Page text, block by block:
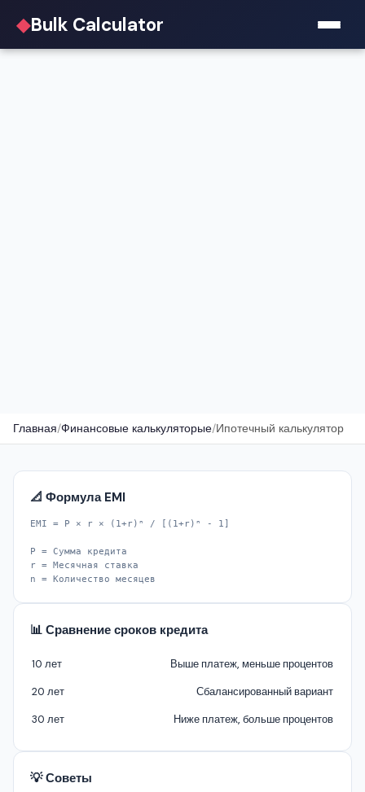
◆Bulk Calculator
Главная/Финансовые калькуляторые/Ипотечный калькулятор
📐 Формула EMI
EMI = P × r × (1+r)ⁿ / [(1+r)ⁿ - 1]
P = Сумма кредита
r = Месячная ставка
n = Количество месяцев
📊 Сравнение сроков кредита
10 лет
Выше платеж, меньше процентов
20 лет
Сбалансированный вариант
30 лет
Ниже платеж, больше процентов
💡 Советы